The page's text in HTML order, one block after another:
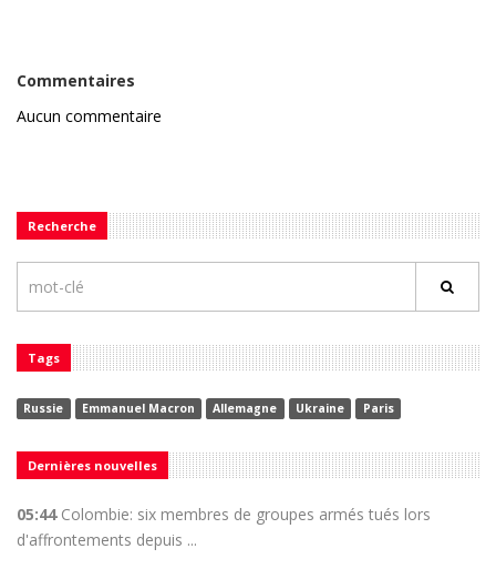
Commentaires
Aucun commentaire
Recherche
Tags
Russie Emmanuel Macron Allemagne Ukraine Paris
Dernières nouvelles
05:44 Colombie: six membres de groupes armés tués lors
d'affrontements depuis ...